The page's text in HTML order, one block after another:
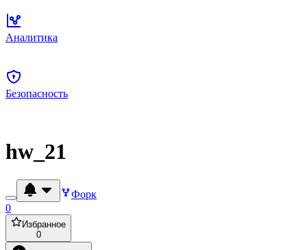
Аналитика
Безопасность
hw_21
Форк
0
Избранное
0